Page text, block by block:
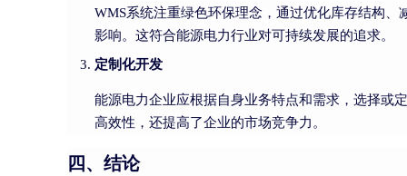
WMS系统注重绿色环保理念，通过优化库存结构
影响。这符合能源电力行业对可持续发展的追求。
定制化开发
能源电力企业应根据自身业务特点和需求，选择或
高效性，还提高了企业的市场竞争力。
四、结论